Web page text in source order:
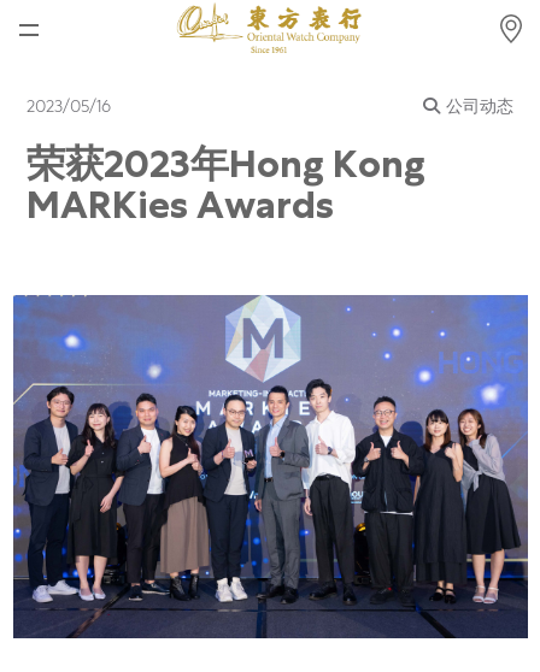
最新消息
腕表资讯
劳力士中古表认证
帝舵表
品牌
店铺位置
网上商店
中国内地
香港特别行政区
2023/05/16 公司动态
荣获2023年Hong Kong
MARKies Awards